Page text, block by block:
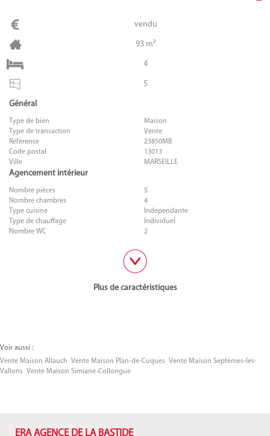
vendu
93 m²
4
5
Général
Type de bien
Maison
Type de transaction
Vente
Référence
23850MB
Code postal
13013
Ville
MARSEILLE
Agencement intérieur
Nombre pièces
5
Nombre chambres
4
Type cuisine
Independante
Type de chauffage
Individuel
Nombre WC
2
Plus de caractéristiques
Voir aussi :
Vente Maison Allauch Vente Maison Plan-de-Cuques Vente Maison Septèmes-les-
Vallons Vente Maison Simiane-Collongue
ERA AGENCE DE LA BASTIDE